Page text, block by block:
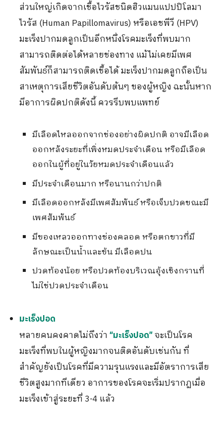
ส่วนใหญ่เกิดจากเชื้อไวรัสชนิดฮิวแมนแปปปิโลมา
ไวรัส (Human Papillomavirus) หรือเอชพีวี (HPV)
มะเร็งปากมดลูกเป็นอีกหนึ่งโรคมะเร็งที่พบมาก
สามารถติดต่อได้หลายช่องทาง แม้ไม่เคยมีเพศ
สัมพันธ์ก็สามารถติดเชื้อได้ มะเร็งปากมดลูกถือเป็น
สาเหตุการเสียชีวิตอันดับต้นๆ ของผู้หญิง ฉะนั้นหาก
มีอาการผิดปกติดังนี้ ควรรีบพบแพทย์
มีเลือดไหลออกจากช่องอย่างผิดปกติ อาจมีเลือด
ออกหลังระยะที่เพิ่งหมดประจำเดือน หรือมีเลือด
ออกในผู้ที่อยู่ในวัยหมดประจำเดือนแล้ว
มีประจำเดือนมาก หรือนานกว่าปกติ
มีเลือดออกหลังมีเพศสัมพันธ์ หรือเจ็บปวดขณะมี
เพศสัมพันธ์
มีของเหลวออกทางช่องคลอด หรือตกขาวที่มี
ลักษณะเป็นน้ำและข้น มีเลือดปน
ปวดท้องน้อย หรือปวดท้องบริเวณอุ้งเชิงกรานที่
ไม่ใช่ปวดประจำเดือน
มะเร็งปอด
หลายคนคงคาดไม่ถึงว่า“มะเร็งปอด”จะเป็นโรค
มะเร็งที่พบในผู้หญิงมากจนติดอันดับเช่นกัน ที่
สำคัญยังเป็นโรคที่มีความรุนแรงและมีอัตราการเสีย
ชีวิตสูงมากทีเดียว อาการของโรคจะเริ่มปรากฏเมื่อ
มะเร็งเข้าสู่ระยะที่ 3-4 แล้ว